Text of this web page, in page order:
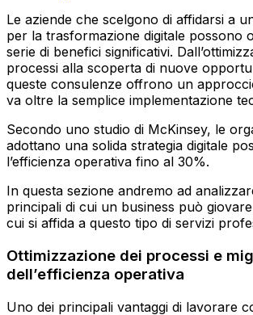
Le aziende che scelgono di affidarsi a
per la trasformazione digitale possono
serie di benefici significativi.
processi alla scoperta di nuove
queste consulenze offrono un
va oltre la semplice implementazione
Secondo uno studio di McKinsey, le
adottano una solida strategia digitale
l’efficienza operativa fino al 30%.
In questa sezione andremo ad
principali di cui un business può
cui si affida a questo tipo di servizi
Ottimizzazione dei processi e
dell’efficienza operativa
Uno dei principali vantaggi di lavorare